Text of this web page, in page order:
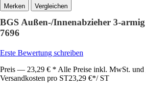
Vergleichen
BGS Außen-/Innenabzieher 3-
7696
Erste Bewertung schreiben
Preis — 23,29 € * Alle Preise inkl. MwSt. und
Versandkosten pro ST23,29 €*/ ST